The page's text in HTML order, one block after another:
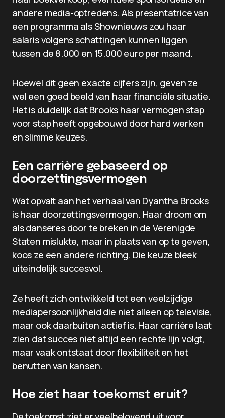
andere media-optredens. Als presentatrice van
een programma als Shownieuws zou haar
salaris volgens schattingen kunnen liggen
tussen de 8.000 en 15.000 euro per maand.
Hoewel dit geen exacte cijfers zijn, geven ze
wel een goed beeld van haar financiële situatie.
Het is duidelijk dat Brooks haar vermogen stap
voor stap heeft opgebouwd door hard werken
en slimme keuzes.
Een carrière gebaseerd op
doorzettingsvermogen
Wat opvalt aan het verhaal van Dyantha Brooks
is haar doorzettingsvermogen. Haar droom om
als danseres door te breken in de Verenigde
Staten mislukte, maar in plaats van op te geven,
koos ze een andere richting. Die keuze bleek
uiteindelijk succesvol.
Ze heeft zich ontwikkeld tot een veelzijdige
mediapersoonlijkheid die niet alleen op televisie,
maar ook daarbuiten actief is. Haar carrière laat
zien dat succes niet altijd een rechte lijn volgt,
maar vaak ontstaat door flexibiliteit en het
benutten van kansen.
Hoe ziet haar toekomst eruit?